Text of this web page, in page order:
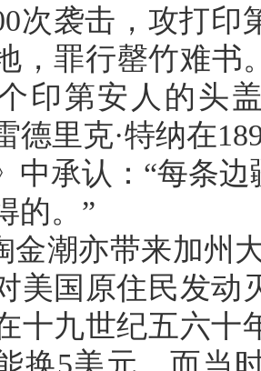
次袭击，攻打
，罪行罄竹难书
个印第安人的头
德里克·特纳在
中承认：“每条
的。”
金潮亦带来加州
美国原住民发动
十九世纪五六十
换5美元，而当